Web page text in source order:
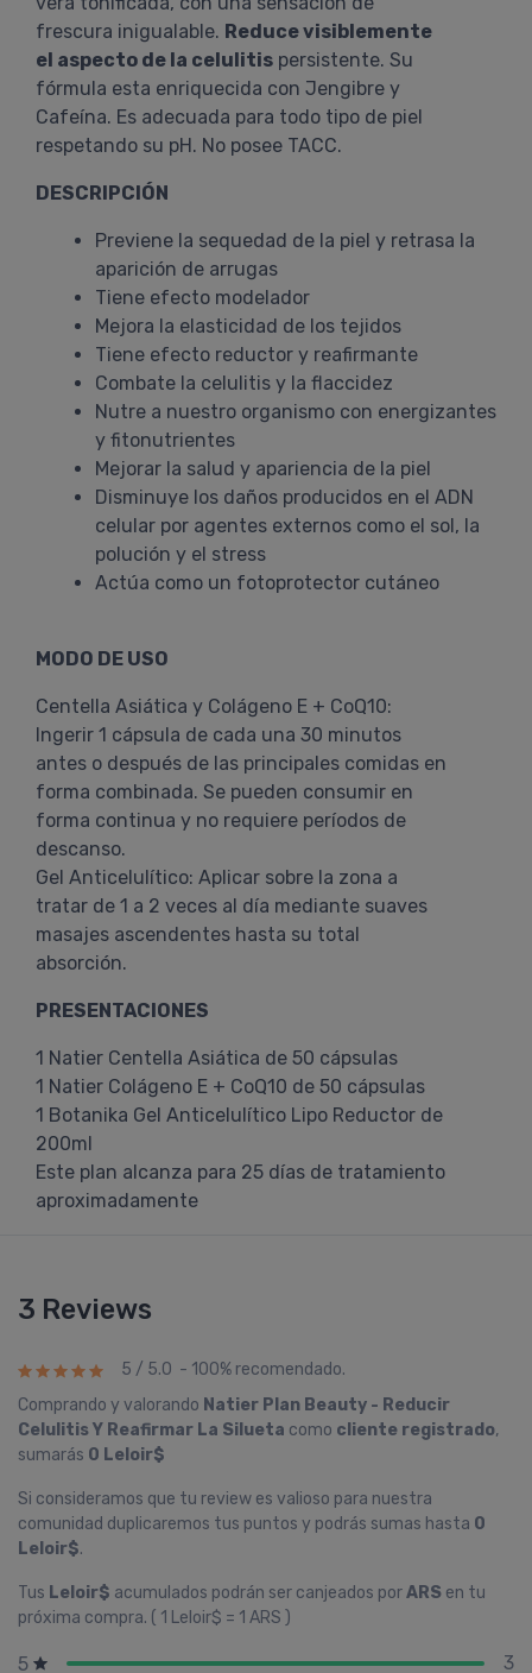
frescura inigualable. Reduce visiblemente
el aspecto de la celulitis persistente. Su
fórmula esta enriquecida con Jengibre y
Cafeína. Es adecuada para todo tipo de piel
respetando su pH. No posee TACC.
DESCRIPCIÓN
Previene la sequedad de la piel y retrasa la
aparición de arrugas
Tiene efecto modelador
Mejora la elasticidad de los tejidos
Tiene efecto reductor y reafirmante
Combate la celulitis y la flaccidez
Nutre a nuestro organismo con energizantes
y fitonutrientes
Mejorar la salud y apariencia de la piel
Disminuye los daños producidos en el ADN
celular por agentes externos como el sol, la
polución y el stress
Actúa como un fotoprotector cutáneo
MODO DE USO
Centella Asiática y Colágeno E + CoQ10:
Ingerir 1 cápsula de cada una 30 minutos
antes o después de las principales comidas en
forma combinada. Se pueden consumir en
forma continua y no requiere períodos de
descanso.
Gel Anticelulítico: Aplicar sobre la zona a
tratar de 1 a 2 veces al día mediante suaves
masajes ascendentes hasta su total
absorción.
PRESENTACIONES
1 Natier Centella Asiática de 50 cápsulas
1 Natier Colágeno E + CoQ10 de 50 cápsulas
1 Botanika Gel Anticelulítico Lipo Reductor de
200ml
Este plan alcanza para 25 días de tratamiento
aproximadamente
3 Reviews
5 / 5.0 - 100% recomendado.
Comprando y valorando Natier Plan Beauty - Reducir
Celulitis Y Reafirmar La Silueta como cliente registrado,
sumarás 0 Leloir$
Si consideramos que tu review es valioso para nuestra
comunidad duplicaremos tus puntos y podrás sumas hasta 0
Leloir$.
Tus Leloir$ acumulados podrán ser canjeados porARS en tu
próxima compra. ( 1 Leloir$ = 1 ARS )
5
3